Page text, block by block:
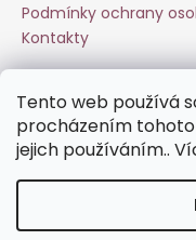
Tento web používá
procházením tohoto
jejich používáním..
Podmínky ochrany
Kontakty
Přijímáme